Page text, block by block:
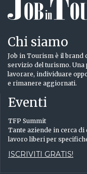
Chi siamo
Job in Tourism è il brand
servizio del turismo. Una
lavorare, individuare
e rimanere aggiornati.
Eventi
TFP Summit
Tante aziende in cerca
lavoro liberi per
ISCRIVITI GRATIS!